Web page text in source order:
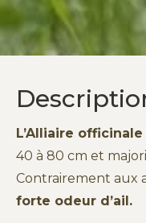
L’Alliaire officinale
40 à 80 cm et
Contrairement aux
forte odeur d’ail.